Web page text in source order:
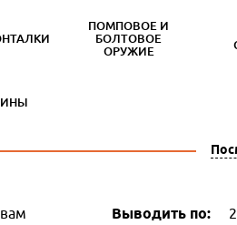
ПОМПОВОЕ И
БОЛТОВОЕ
ОРУЖИЕ
Выводить по: